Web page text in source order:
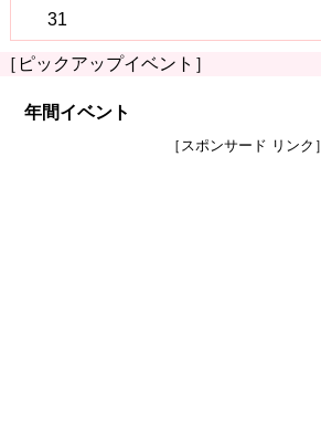
31
［ピックアップイベント］
年間イベント
［スポンサード リンク］